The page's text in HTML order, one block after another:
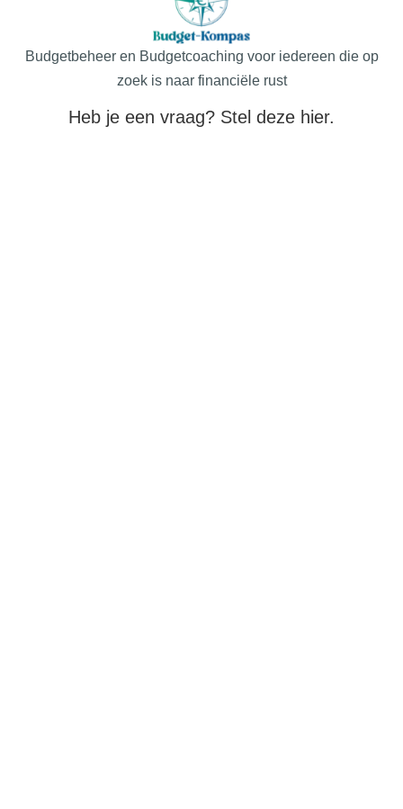
Budgetbeheer en Budgetcoaching voor iedereen die op
zoek is naar financiële rust
Heb je een vraag? Stel deze hier.